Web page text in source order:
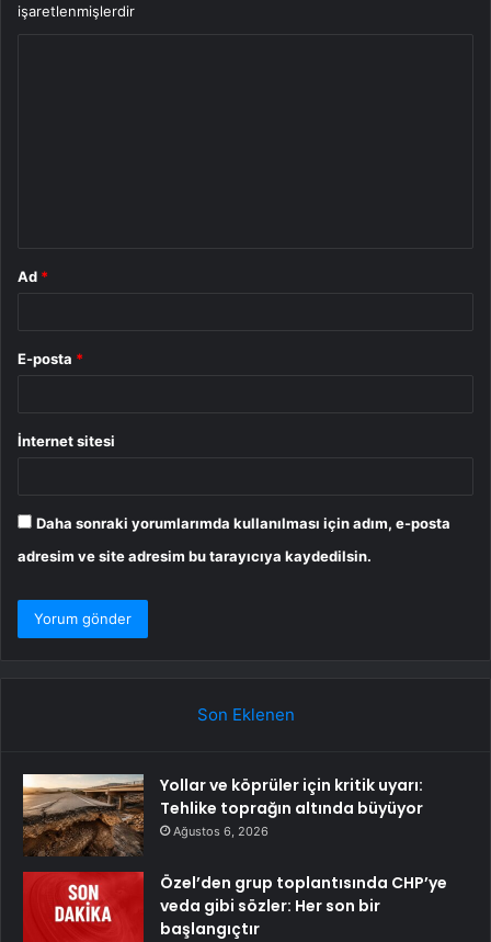
işaretlenmişlerdir
Ad *
E-posta *
İnternet sitesi
Daha sonraki yorumlarımda kullanılması için adım, e-posta
adresim ve site adresim bu tarayıcıya kaydedilsin.
Son Eklenen
Yollar ve köprüler için kritik uyarı:
Tehlike toprağın altında büyüyor
Ağustos 6, 2026
Özel’den grup toplantısında CHP’ye
veda gibi sözler: Her son bir
başlangıçtır